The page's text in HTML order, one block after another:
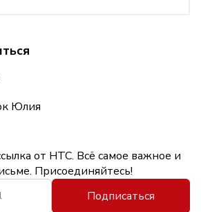
Юлия
от НТС. Всё самое важное и
Присоединяйтесь!
Подписаться